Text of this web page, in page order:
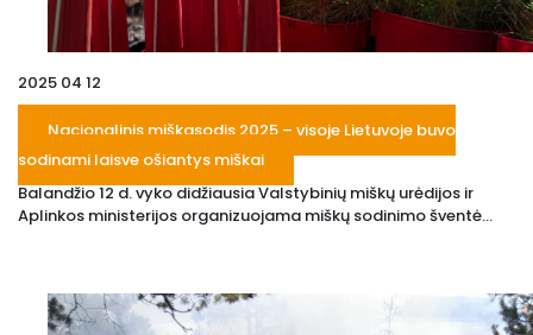
2025 04 12
Nacionalinis miškasodis 2025 – visoje Lietuvoje buvo
sodinami laisve ošiantys miškai
Balandžio 12 d. vyko didžiausia Valstybinių miškų urėdijos ir
Aplinkos ministerijos organizuojama miškų sodinimo šventė...